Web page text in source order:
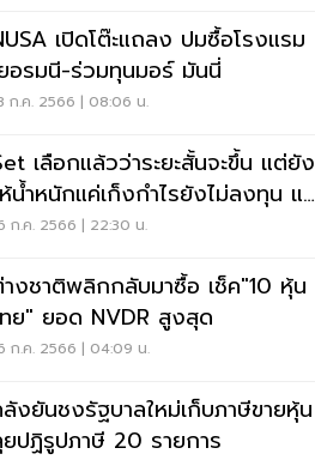
เปิดโต๊ะแถลง ปมซื้อโรงแรม
อรมนี-ร่วมทุนมอร์ มันนี่
ก.ค. 2566 | 08:06 น.
เลือกแล้วว่าระยะสั้นจะขึ้น แต่ยัง
น้ำหนักแค่เก็งกำไรยังไม่ลงทุน แต่
วรเล่น
ก.ค. 2566 | 22:30 น.
งชาติพลิกกลับมาซื้อ เช็ค"10 หุ้น
ย" ยอด NVDR สูงสุด
ก.ค. 2566 | 04:09 น.
งยันชงรัฐบาลใหม่เก็บภาษีขายหุ้น
ปฏิรูปภาษี 20 รายการ